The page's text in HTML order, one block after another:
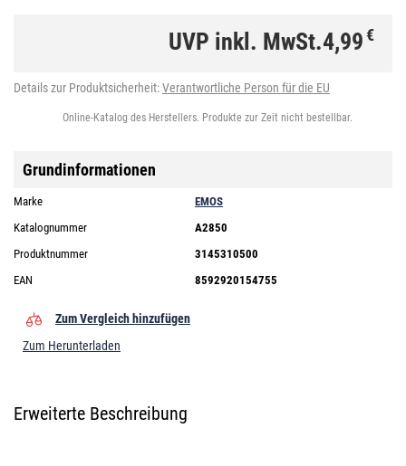
UVP inkl. MwSt.4,99€
Details zur Produktsicherheit:Verantwortliche Person für die EU
Online-Katalog des Herstellers. Produkte zur Zeit nicht bestellbar.
Grundinformationen
Marke
EMOS
Katalognummer
A2850
Produktnummer
3145310500
EAN
8592920154755
Zum Vergleich hinzufügen
Zum Herunterladen
Erweiterte Beschreibung